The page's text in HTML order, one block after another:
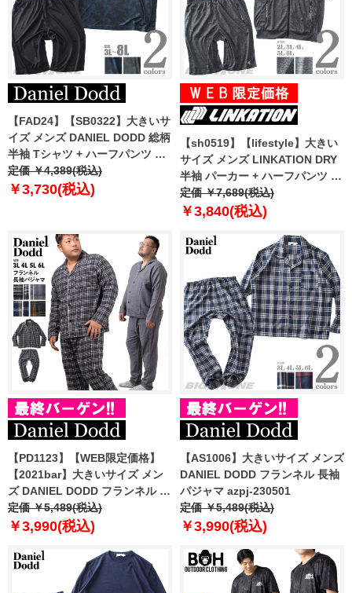
【FAD24】【SB0322】大きいサ
イズ メンズ DANIEL DODD 総柄
半袖 Tシャツ + ハーフパンツ 上
下セット azts-240201
定価 ￥4,389(税込)
￥3,730(税込)
【sh0519】【lifestyle】大きい
サイズ メンズ LINKATION DRY
半袖 パーカー + ハーフパンツ 上
下セット 吸汗速乾 アスレジャー
スポーツウェア 601-la-jj2202
定価 ￥7,689(税込)
￥3,840(税込)
【PD1123】【WEB限定価格】
【2021bar】大きいサイズ メン
ズ DANIEL DODD フランネル 長
袖 パジャマ azpj-210501
定価 ￥5,489(税込)
￥3,990(税込)
【AS1006】大きいサイズ メンズ
DANIEL DODD フランネル 長袖
パジャマ azpj-230501
定価 ￥5,489(税込)
￥3,990(税込)